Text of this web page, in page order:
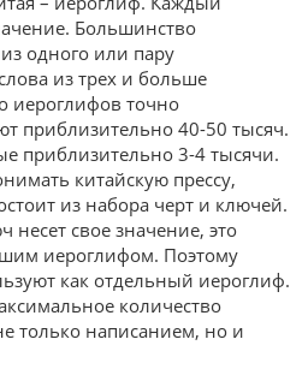
Большинство
одного или пару
из трех и больше
иероглифов точно
приблизительно 40-50 тысяч.
приблизительно 3-4 тысячи.
китайскую прессу,
из набора черт и ключей.
свое значение, это
иероглифом. Поэтому
как отдельный иероглиф.
количество
только написанием, но и